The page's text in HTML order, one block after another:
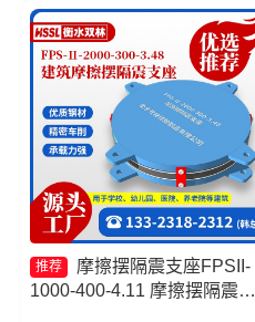
推荐
摩擦摆隔震支座FPSII-
1000-400-4.11 摩擦摆隔震支